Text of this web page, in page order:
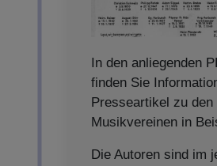
In den anliegenden
finden Sie
Presseartikel zu den
Musikvereinen in
Die Autoren sind im